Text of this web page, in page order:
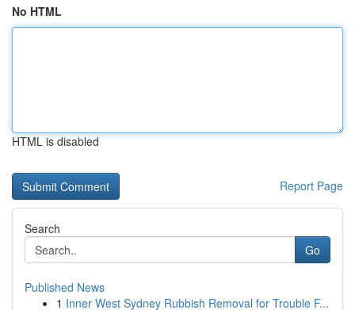
No HTML
HTML is disabled
Report Page
Search
Go
Published News
1 Inner West Sydney Rubbish Removal for Trouble F...